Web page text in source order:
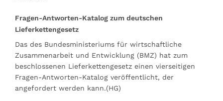
Fragen-Antworten-Katalog zum deutschen
Lieferkettengesetz
Das des Bundesministeriums für wirtschaftliche
Zusammenarbeit und Entwicklung (BMZ) hat zum
beschlossenen Lieferkettengesetz einen vierseitigen
Fragen-Antworten-Katalog veröffentlicht, der
angefordert werden kann.(HG)